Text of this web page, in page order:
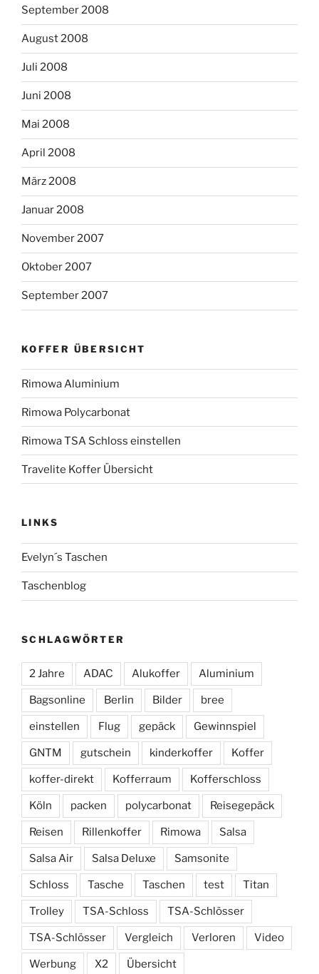
September 2008
August 2008
Juli 2008
Juni 2008
Mai 2008
April 2008
März 2008
Januar 2008
November 2007
Oktober 2007
September 2007
KOFFER ÜBERSICHT
Rimowa Aluminium
Rimowa Polycarbonat
Rimowa TSA Schloss einstellen
Travelite Koffer Übersicht
LINKS
Evelyn´s Taschen
Taschenblog
SCHLAGWÖRTER
2 Jahre ADAC Alukoffer Aluminium
Bagsonline Berlin Bilder bree
einstellen Flug gepäck Gewinnspiel
GNTM gutschein kinderkoffer Koffer
koffer-direkt Kofferraum Kofferschloss
Köln packen polycarbonat Reisegepäck
Reisen Rillenkoffer Rimowa Salsa
Salsa Air Salsa Deluxe Samsonite
Schloss Tasche Taschen test Titan
Trolley TSA-Schloss TSA-Schlösser
TSA-Schlösser Vergleich Verloren Video
Werbung X2 Übersicht